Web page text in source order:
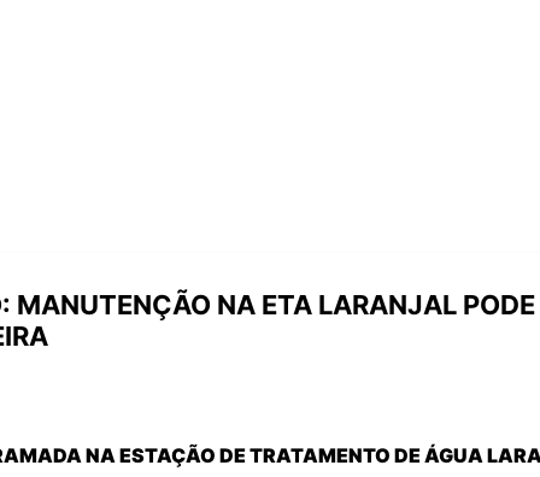
MANUTENÇÃO NA ETA LARANJAL PODE
NA ESTAÇÃO DE TRATAMENTO DE ÁGUA